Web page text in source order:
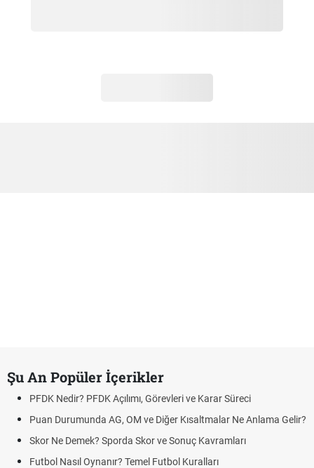
Şu An Popüler İçerikler
PFDK Nedir? PFDK Açılımı, Görevleri ve Karar Süreci
Puan Durumunda AG, OM ve Diğer Kısaltmalar Ne Anlama Gelir?
Skor Ne Demek? Sporda Skor ve Sonuç Kavramları
Futbol Nasıl Oynanır? Temel Futbol Kuralları